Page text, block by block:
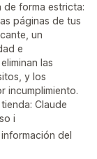
forma estricta:
páginas de tus
un
e
las
y los
incumplimiento.
Claude
i
del